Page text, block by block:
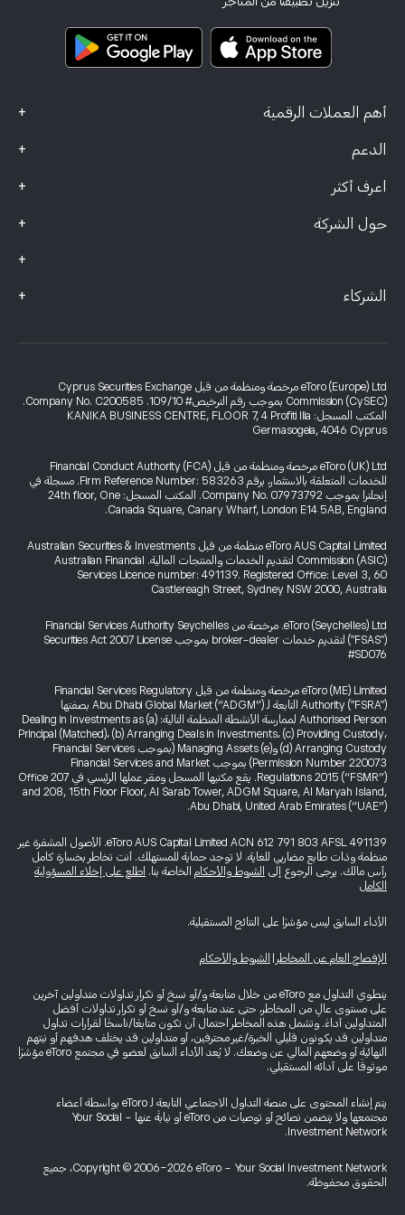
أهم العملات الرقمية +
الدعم +
اعرف أكثر +
حول الشركة +
+
وثائق المعلومات الرئيسية
بيانات الشكاوى (عملاء FCA)
الشركاء +
eToro (Europe) Ltd مرخصة ومنظمة من قبل Cyprus Securities Exchange
Commission (CySEC) بموجب رقم الترخيص# 109/10. Company No. C200585.
المكتب المسجل: KANIKA BUSINESS CENTRE, FLOOR 7, 4 Profiti Ilia
Germasogeia, 4046 Cyprus
eToro (UK) Ltd مرخصة ومنظمة من قبل Financial Conduct Authority (FCA)
للخدمات المتعلقة بالاستثمار، برقم Firm Reference Number: 583263. مسجلة في
إنجلترا بموجب Company No. 07973792. المكتب المسجل: 24th floor, One
Canada Square, Canary Wharf, London E14 5AB, England.
eToro AUS Capital Limited منظمة من قبل Australian Securities & Investments
Commission (ASIC) لتقديم الخدمات والمنتجات المالية. Australian Financial
Services Licence number: 491139. Registered Office: Level 3, 60
Castlereagh Street, Sydney NSW 2000, Australia
eToro (Seychelles) Ltd. مرخصة من Financial Services Authority Seychelles
("FSAS") لتقديم خدمات broker-dealer بموجب Securities Act 2007 License
#SD076
eToro (ME) Limited مرخصة ومنظمة من قبل Financial Services Regulatory
Authority ("FSRA") التابعة لـ Abu Dhabi Global Market (“ADGM”) بصفتها
Authorised Person لممارسة الأنشطة المنظمة التالية: (a) Dealing in Investments as
Principal (Matched)، (b) Arranging Deals in Investments، (c) Providing Custody،
(d) Arranging Custody و(e) Managing Assets (بموجب Financial Services
Permission Number 220073) بموجب Financial Services and Market
Regulations 2015 (“FSMR”). يقع مكتبها المسجل ومقر عملها الرئيسي في Office 207
and 208, 15th Floor Floor, Al Sarab Tower, ADGM Square, Al Maryah Island,
Abu Dhabi, United Arab Emirates (“UAE”).
eToro AUS Capital Limited ACN 612 791 803 AFSL 491139. الأصول المشفرة غير
منظمة وذات طابع مضاربي للغاية. لا توجد حماية للمستهلك. أنت تخاطر بخسارة كامل
رأس مالك. يرجى الرجوع إلى الشروط والأحكام الخاصة بنا. اطلع على إخلاء المسؤولية
الكامل
الأداء السابق ليس مؤشرًا على النتائج المستقبلية.
الإفصاح العام عن المخاطر الشروط والأحكام
ينطوي التداول مع eToro من خلال متابعة و/أو نسخ أو تكرار تداولات متداولين آخرين
على مستوى عالٍ من المخاطر، حتى عند متابعة و/أو نسخ أو تكرار تداولات أفضل
المتداولين أداءً. وتشمل هذه المخاطر احتمال أن تكون متابعًا/ناسخًا لقرارات تداول
متداولين قد يكونون قليلي الخبرة/غير محترفين، أو متداولين قد يختلف هدفهم أو نيتهم
النهائية أو وضعهم المالي عن وضعك. لا يُعد الأداء السابق لعضو في مجتمع eToro مؤشرًا
موثوقًا على أدائه المستقبلي.
يتم إنشاء المحتوى على منصة التداول الاجتماعي التابعة لـ eToro بواسطة أعضاء
مجتمعها ولا يتضمن نصائح أو توصيات من eToro أو نيابةً عنها - Your Social
Investment Network.
Copyright © 2006-2026 eToro - Your Social Investment Network، جميع
الحقوق محفوظة.